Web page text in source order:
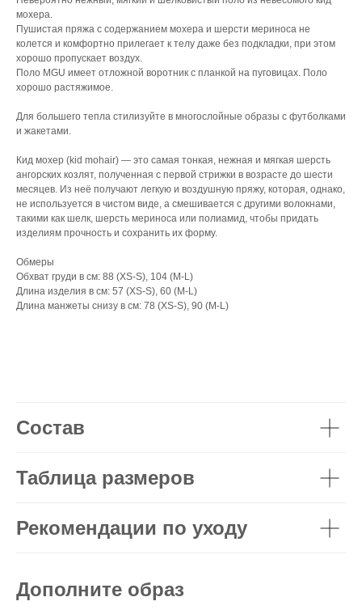
мохера.
Пушистая пряжа с содержанием мохера и шерсти мериноса не
колется и комфортно прилегает к телу даже без подкладки, при этом
хорошо пропускает воздух.
Поло MGU имеет отложной воротник с планкой на пуговицах. Поло
хорошо растяжимое.
Для большего тепла стилизуйте в многослойные образы с футболками
и жакетами.
Кид мохер (kid mohair) — это самая тонкая, нежная и мягкая шерсть
ангорских козлят, полученная с первой стрижки в возрасте до шести
месяцев. Из неё получают легкую и воздушную пряжу, которая, однако,
не используется в чистом виде, а смешивается с другими волокнами,
такими как шелк, шерсть мериноса или полиамид, чтобы придать
изделиям прочность и сохранить их форму.
Обмеры
Обхват груди в см: 88 (XS-S), 104 (M-L)
Длина изделия в см: 57 (XS-S), 60 (M-L)
Длина манжеты снизу в см: 78 (XS-S), 90 (M-L)
Состав
Таблица размеров
Рекомендации по уходу
Дополните образ